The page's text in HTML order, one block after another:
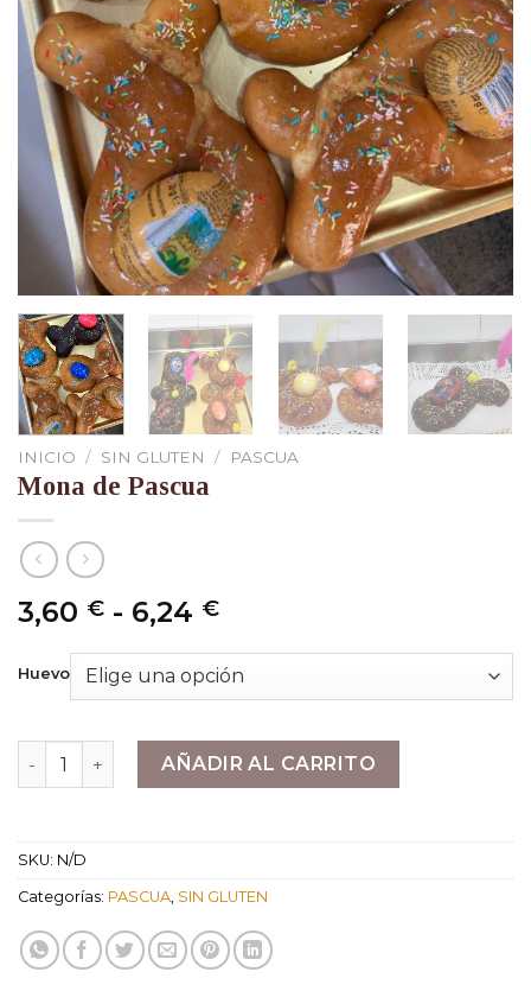
INICIO / SIN GLUTEN / PASCUA
Mona de Pascua
3,60 € - 6,24 €Rango
precios:
desde
hasta
6,24 €
Huevo
Mona de Pascua cantidadAÑADIR AL CARRITO
SKU: N/D
Categorías: PASCUA, SIN GLUTEN